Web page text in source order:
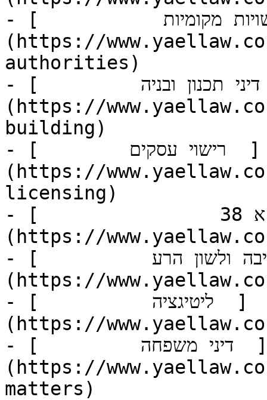
- [           דיני רשויות מקומיות  ]
(https://
authorities)
- [         דיני תכנון ובניה  ]
(https://
building)
- [        רישוי עסקים  ]
(https://
licensing)
- [                תמ"א 38  ]
(https://
- [          הוצאת דיבה ולשון הרע  ]
(https://
- [          ליטיגציה  ]
(https://
- [         דיני משפחה  ]
(https://
matters)